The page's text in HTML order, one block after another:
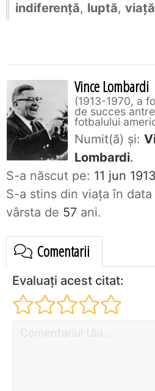
indiferență, luptă, viață
Vince Lombardi
1913-1970, a
de succes
fotbalului
Numit(ă) și:
Lombardi.
S-a născut pe: 11 jun
S-a stins din viaţa în data
vârsta de 57 ani.
Comentarii
Evaluați acest citat: